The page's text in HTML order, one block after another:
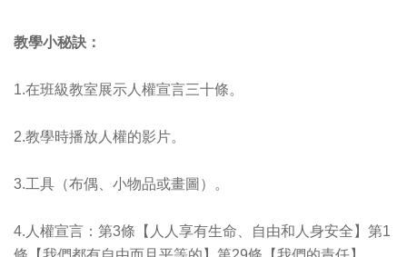
教學小秘訣：
1.在班級教室展示人權宣言三十條。
2.教學時播放人權的影片。
3.工具（布偶、小物品或畫圖）。
4.人權宣言：第3條【人人享有生命、自由和人身安全】第1